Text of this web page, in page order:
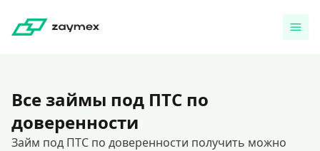
Все займы под ПТС по
доверенности
Займ под ПТС по доверенности получить можно